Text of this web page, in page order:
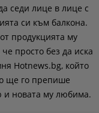
седи лице в лице с
си към балкона.
продукцията му
просто без да иска
Hotnews.bg, който
ще го препише
и новата му любима.